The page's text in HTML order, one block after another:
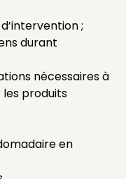
;
durant
nécessaires à
produits
en